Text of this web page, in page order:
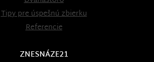
Tipy pre úspešnú zbierku
Referencie
ZNESNÁZE21